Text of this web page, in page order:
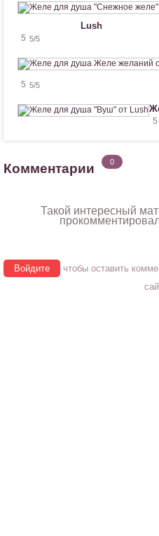
Lush
5 5/5
5 5/5
5
Комментарии 0
Такой интересный
Войдите
чтобы оставить